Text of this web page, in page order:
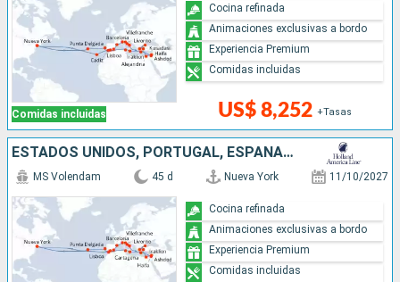
Comidas incluidas US$ 8,252 +Tasas
Cocina refinada
Animaciones exclusivas a bordo
Experiencia Premium
Comidas incluidas
ESTADOS UNIDOS, PORTUGAL, ESPAÑA, FRANCIA, ITALIA, GRECIA, ISRAEL, EGIPTO, TURQUÍA, MALTA, TÚNEZ, MARRUECOS
MS Volendam 45 d Nueva York 11/10/2027
Cocina refinada
Animaciones exclusivas a bordo
Experiencia Premium
Comidas incluidas